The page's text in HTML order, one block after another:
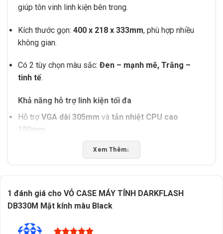
giúp tôn vinh linh kiện bên trong.
Kích thước gọn: 400 x 218 x 333mm, phù hợp nhiều
không gian.
Có 2 tùy chọn màu sắc: Đen – mạnh mẽ, Trắng –
tinh tế.
Khả năng hỗ trợ linh kiện tối đa
Hỗ trợVGA dài 305mm và tản nhiệt CPU cao
180mm
+ 1 HDD, sử dụng PSU chuẩn
Radiator hỗ trợ lên tới 240mm (top)
nhiệt cho hệ thống gaming.
Hệ thống quạt làm mát đa dạng
Xem Thêm↓
1 đánh giá cho VỎ CASE MÁY TÍNH DARKFLASH
DB330M Mặt kính màu Black